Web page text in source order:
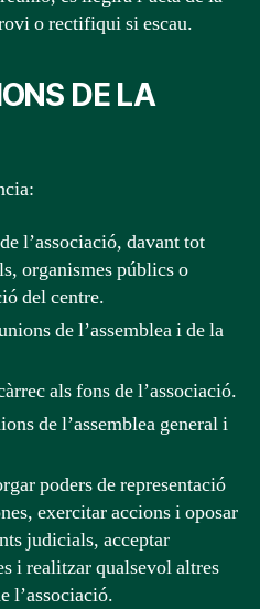
o rectifiqui si escau.
DE LA
l’associació, davant tot
organismes públics o
del centre.
de l’assemblea i de la
als fons de l’associació.
de l’assemblea general i
poders de representació
exercitar accions i oposar
judicials, acceptar
i realitzar qualsevol altres
l’associació.